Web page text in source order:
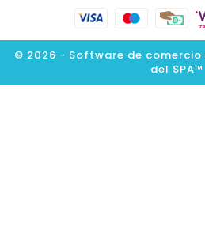
© 2026 - Software de
del SPA™